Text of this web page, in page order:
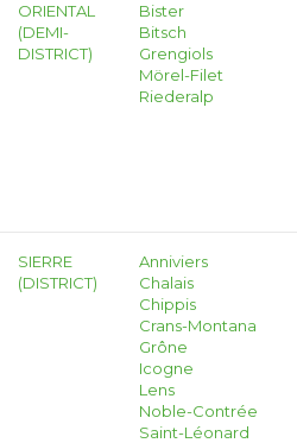
ORIENTAL
(DEMI-
DISTRICT)
Bister
Bitsch
Grengiols
Mörel-Filet
Riederalp
SIERRE
(DISTRICT)
Anniviers
Chalais
Chippis
Crans-Montana
Grône
Icogne
Lens
Noble-Contrée
Saint-Léonard